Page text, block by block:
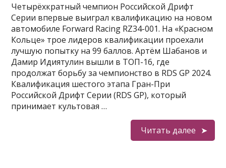
Четырёхкратный чемпион Российской Дрифт
Серии впервые выиграл квалификацию на новом
автомобиле Forward Racing RZ34-001. На «Красном
Кольце» трое лидеров квалификации проехали
лучшую попытку на 99 баллов. Артём Шабанов и
Дамир Идиятулин вышли в ТОП-16, где
продолжат борьбу за чемпионство в RDS GP 2024.
Квалификация шестого этапа Гран-При
Российской Дрифт Серии (RDS GP), который
принимает культовая …
Читать далее